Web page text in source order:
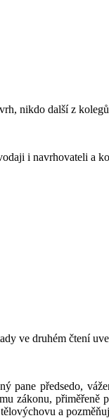
nikdo další z
i navrhovateli a
ve druhém čtení
pane předsedo,
zákonu,
a